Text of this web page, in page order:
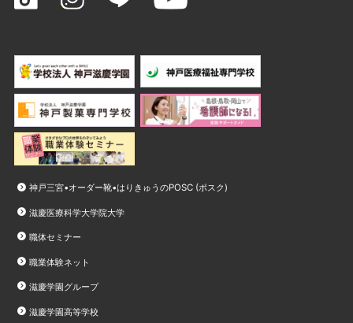
神戸三宮•オーダー靴•はりきゅうのPOSC (ポスク)
滋慶医療科学大学院大学
職体セミナー
職業体験ネット
滋慶学園グループ
滋慶学園高等学校